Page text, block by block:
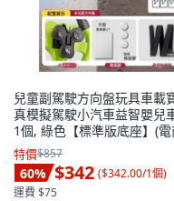
兒童副駕駛方向盤玩具車載
真模擬駕駛小汽車益智嬰兒
1個, 綠色【標準版底座】(電
如圖
特價$857
60% $342 ($342.00/1個)
運費 $75